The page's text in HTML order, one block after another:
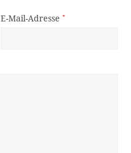
E-Mail-Adresse*